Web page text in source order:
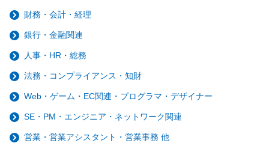
財務・会計・経理
銀行・金融関連
人事・HR・総務
法務・コンプライアンス・知財
Web・ゲーム・EC関連・プログラマ・デザイナー
SE・PM・エンジニア・ネットワーク関連
営業・営業アシスタント・営業事務 他